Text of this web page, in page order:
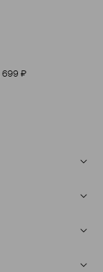
699 ₽